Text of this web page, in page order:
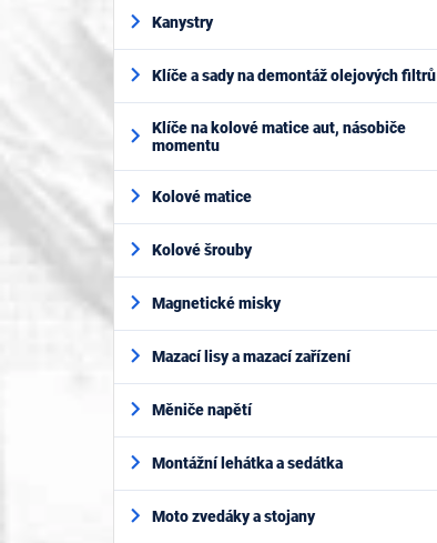
Kanystry
Klíče a sady na demontáž olejových filtrů
Klíče na kolové matice aut, násobiče
momentu
Kolové matice
Kolové šrouby
Magnetické misky
Mazací lisy a mazací zařízení
Měniče napětí
Montážní lehátka a sedátka
Moto zvedáky a stojany